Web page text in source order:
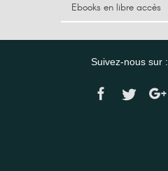
Ebooks en libre accès
Suivez-nous sur :